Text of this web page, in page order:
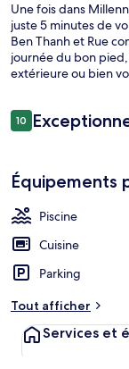
Une fois dans
juste 5 minutes de
Ben Thanh et Rue
journée du bon
extérieure ou bien
appartements
Avis
voyageurs
1010 sur 10
Équipements
Piscine
Cuisine
Parking
Tout afficher
Services et